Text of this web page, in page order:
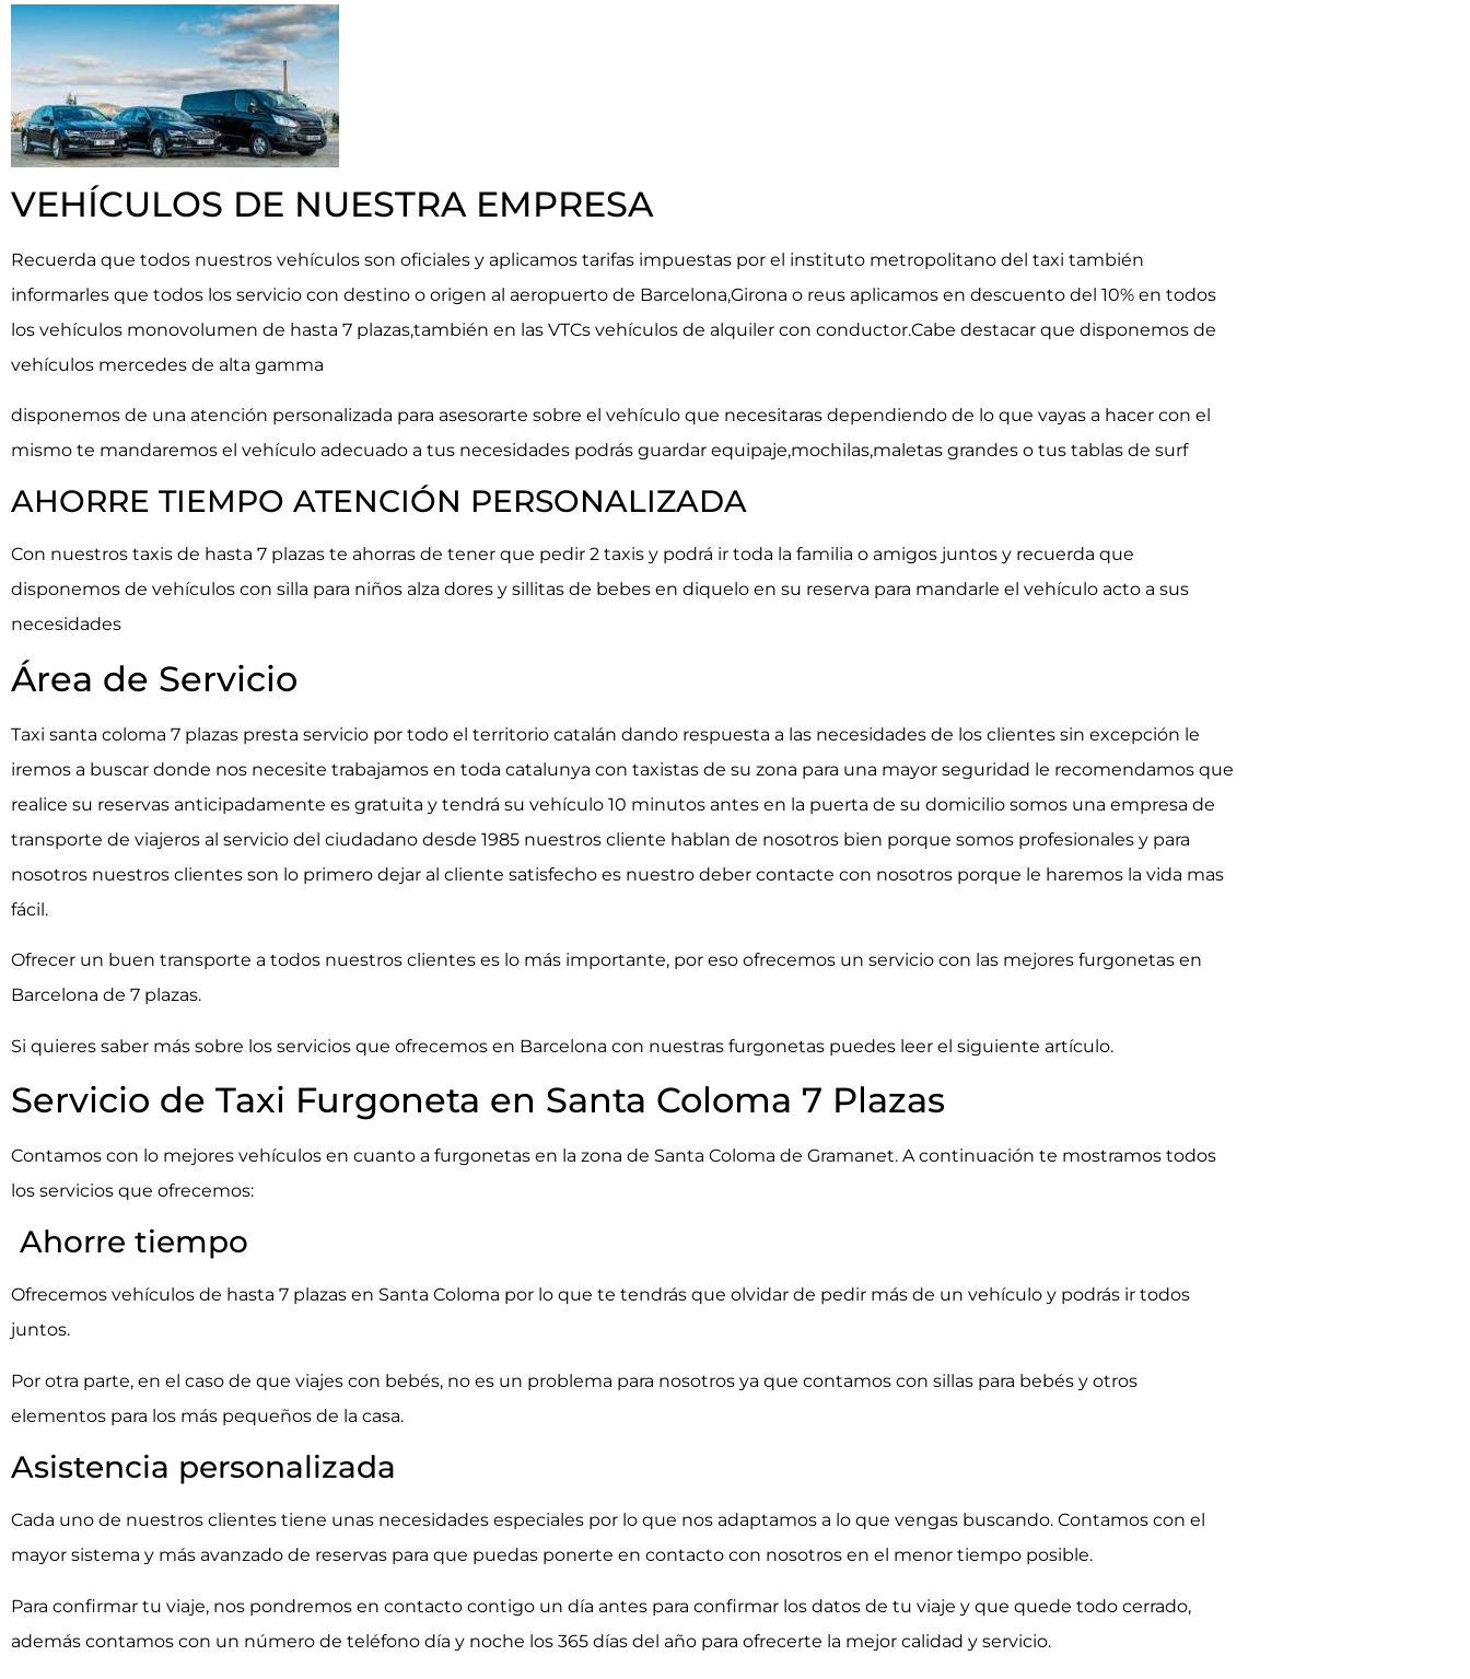
VEHÍCULOS DE NUESTRA EMPRESA
Recuerda que todos nuestros vehículos son oficiales y aplicamos tarifas impuestas por el instituto metropolitano del taxi también
informarles que todos los servicio con destino o origen al aeropuerto de Barcelona,Girona o reus aplicamos en descuento del 10% en todos
los vehículos monovolumen de hasta 7 plazas,también en las VTCs vehículos de alquiler con conductor.Cabe destacar que disponemos de
vehículos mercedes de alta gamma
disponemos de una atención personalizada para asesorarte sobre el vehículo que necesitaras dependiendo de lo que vayas a hacer con el
mismo te mandaremos el vehículo adecuado a tus necesidades podrás guardar equipaje,mochilas,maletas grandes o tus tablas de surf
AHORRE TIEMPO ATENCIÓN PERSONALIZADA
Con nuestros taxis de hasta 7 plazas te ahorras de tener que pedir 2 taxis y podrá ir toda la familia o amigos juntos y recuerda que
disponemos de vehículos con silla para niños alza dores y sillitas de bebes en diquelo en su reserva para mandarle el vehículo acto a sus
necesidades
Área de Servicio
Taxi santa coloma 7 plazas presta servicio por todo el territorio catalán dando respuesta a las necesidades de los clientes sin excepción le
iremos a buscar donde nos necesite trabajamos en toda catalunya con taxistas de su zona para una mayor seguridad le recomendamos que
realice su reservas anticipadamente es gratuita y tendrá su vehículo 10 minutos antes en la puerta de su domicilio somos una empresa de
transporte de viajeros al servicio del ciudadano desde 1985 nuestros cliente hablan de nosotros bien porque somos profesionales y para
nosotros nuestros clientes son lo primero dejar al cliente satisfecho es nuestro deber contacte con nosotros porque le haremos la vida mas
fácil.
Ofrecer un buen transporte a todos nuestros clientes es lo más importante, por eso ofrecemos un servicio con las mejores furgonetas en
Barcelona de 7 plazas.
Si quieres saber más sobre los servicios que ofrecemos en Barcelona con nuestras furgonetas puedes leer el siguiente artículo.
Servicio de Taxi Furgoneta en Santa Coloma 7 Plazas
Contamos con lo mejores vehículos en cuanto a furgonetas en la zona de Santa Coloma de Gramanet. A continuación te mostramos todos
los servicios que ofrecemos:
Ahorre tiempo
Ofrecemos vehículos de hasta 7 plazas en Santa Coloma por lo que te tendrás que olvidar de pedir más de un vehículo y podrás ir todos
juntos.
Por otra parte, en el caso de que viajes con bebés, no es un problema para nosotros ya que contamos con sillas para bebés y otros
elementos para los más pequeños de la casa.
Asistencia personalizada
Cada uno de nuestros clientes tiene unas necesidades especiales por lo que nos adaptamos a lo que vengas buscando. Contamos con el
mayor sistema y más avanzado de reservas para que puedas ponerte en contacto con nosotros en el menor tiempo posible.
Para confirmar tu viaje, nos pondremos en contacto contigo un día antes para confirmar los datos de tu viaje y que quede todo cerrado,
además contamos con un número de teléfono día y noche los 365 días del año para ofrecerte la mejor calidad y servicio.